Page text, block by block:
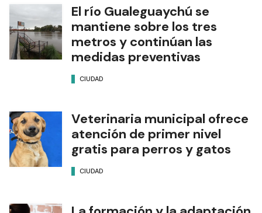
El río Gualeguaychú se
mantiene sobre los tres
metros y continúan las
medidas preventivas
CIUDAD
Veterinaria municipal ofrece
atención de primer nivel
gratis para perros y gatos
CIUDAD